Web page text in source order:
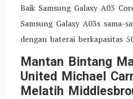
Baik Samsung Galaxy A03
Samsung Galaxy A03s sama-
dengan baterai berkapasitas
Mantan Bintang
United Michael
Melatih